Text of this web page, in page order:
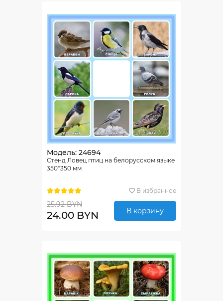
Модель: 24694
Стенд Ловец птиц на белорусском языке
350*350 мм
В избранное
25.92 BYN
24.00 BYN В корзину